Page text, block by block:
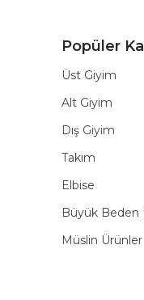
Popüler
Üst Giyim
Alt Giyim
Dış Giyim
Takım
Elbise
Büyük Beden
Müslin Ürünler